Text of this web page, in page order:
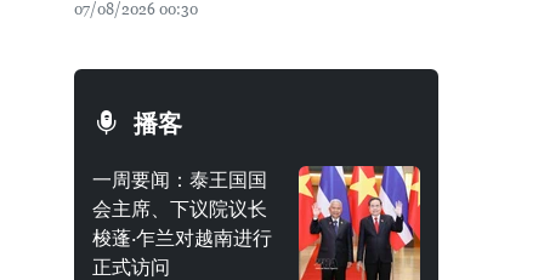
07/08/2026 00:30
播客
一周要闻：泰王国国
会主席、下议院议长
梭蓬·乍兰对越南进行
正式访问